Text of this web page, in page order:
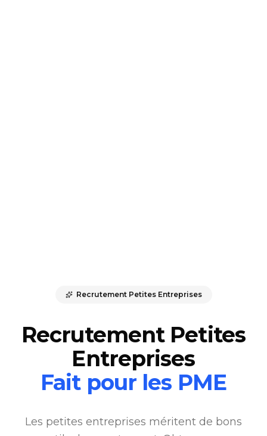
Recrutement Petites Entreprises
Recrutement Petites
Entreprises
Fait pour les PME
Les petites entreprises méritent de bons